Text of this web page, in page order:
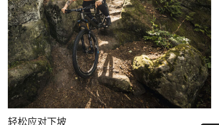
轻松应对下坡